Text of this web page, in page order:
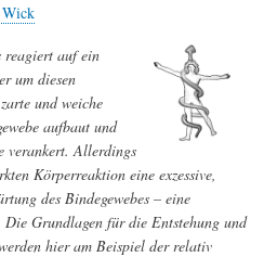
reagiert auf ein
um diesen
und weiche
aufbaut und
verankert. Allerdings
Körperreaktion eine exzessive,
des Bindegewebes – eine
Die Grundlagen für die Entstehung und
hier am Beispiel der relativ